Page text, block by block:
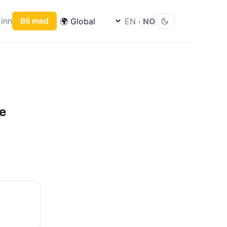
Bli med EN · NO